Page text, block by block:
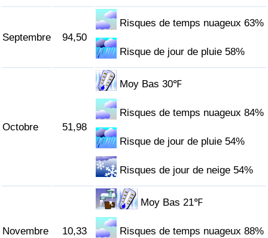
Septembre 94,50
Risques de temps nuageux 63%
Risque de jour de pluie 58%
Octobre 51,98
Moy Bas 30℉
Risques de temps nuageux 84%
Risque de jour de pluie 54%
Risques de jour de neige 54%
Novembre 10,33
Moy Bas 21℉
Risques de temps nuageux 88%